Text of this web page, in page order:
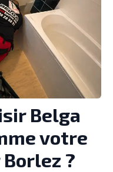
Belga
votre
?